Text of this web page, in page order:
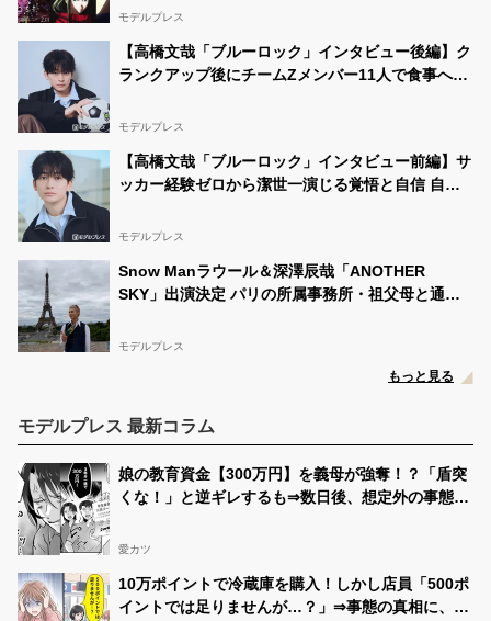
感情を思い出しました」
モデルプレス
【高橋文哉「ブルーロック」インタビュー後編】ク
ランクアップ後にチームZメンバー11人で食事へ
カー明かす
モデルプレス
【高橋文哉「ブルーロック」インタビュー前編】サ
ッカー経験ゼロから潔世一演じる覚悟と自信 自分
トでしたが」
モデルプレス
Snow Manラウール＆深澤辰哉「ANOTHER
SKY」出演決定 パリの所属事務所・祖父母と通っ
モデルプレス
もっと見る
モデルプレス 最新コラム
娘の教育資金【300万円】を義母が強奪！？「盾突
くな！」と逆ギレするも⇒数日後、想定外の事態に
愛カツ
10万ポイントで冷蔵庫を購入！しかし店員「500ポ
イントでは足りませんが…？」⇒事態の真相に、全